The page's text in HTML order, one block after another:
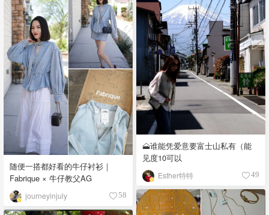
🗻谁能凭爱意要富士山私有（能
见度10可以
Esther特特 49
随便一搭都好看的牛仔衬衫｜
Fabrique × 牛仔教父AG
journeyinjuly 58